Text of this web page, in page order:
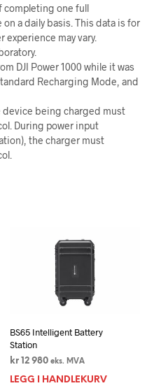
completing one full
a daily basis. This data is for
experience may vary.
DJI Power 1000 while it was
Recharging Mode, and
being charged must
During power input
the charger must
BS65 Intelligent Battery
Station
kr12 980 eks. MVA
LEGG I HANDLEKURV